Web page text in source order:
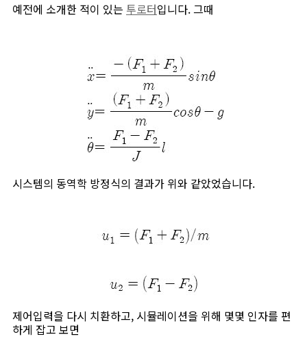
예전에 소개한 적이 있는 투로터입니다. 그때
시스템의 동역학 방정식의 결과가 위와 같았었습니다.
제어입력을 다시 치환하고, 시뮬레이션을 위해 몇몇 인자를 편
하게 잡고 보면